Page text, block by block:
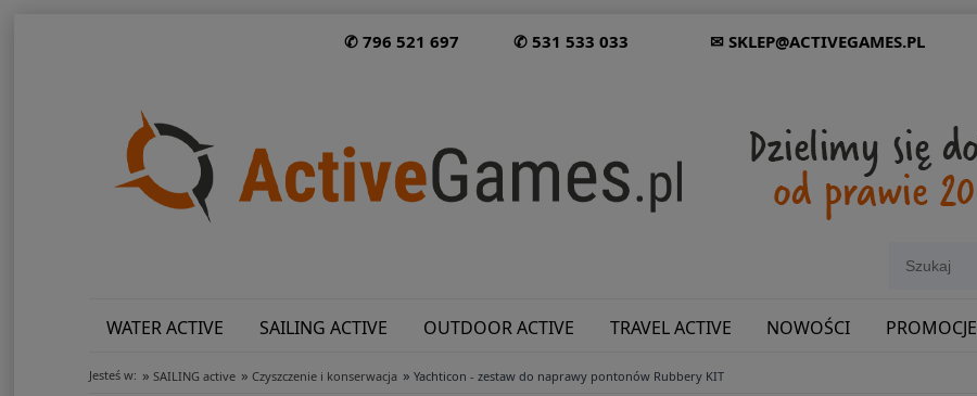
✆ 796 521 697 ✆ 531 533 033 ✉ SKLEP@ACTIVEGAMES.PL
WATER ACTIVE SAILING ACTIVE OUTDOOR ACTIVE TRAVEL ACTIVE NOWOŚCI PROMOCJE
SHOWROOM: ODWIEDŹ NAS NA ŚLĄSKU!
Jesteś w: » SAILING active » Czyszczenie i konserwacja » Yachticon - zestaw do naprawy pontonów Rubbery KIT